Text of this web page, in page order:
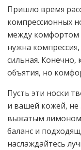
Пришло время
компрессионных
между комфортом
нужна
сильная. Конечно,
объятия, но
Пусть эти носки
и вашей кожей, не
выжатым
баланс и
наслаждайтесь